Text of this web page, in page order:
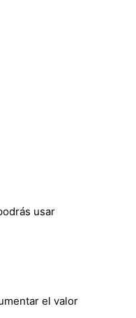
usar
el valor